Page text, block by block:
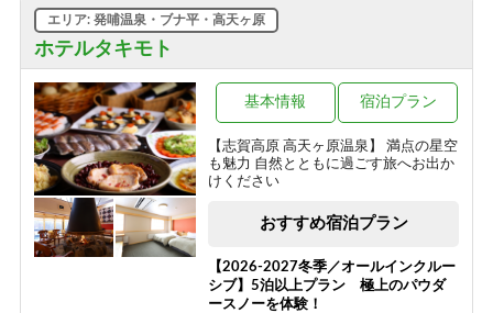
令和 訳ありプラン トイレ洗面所な
12,100円/人/泊 ～
ホテルタキモト
エリア: 発哺温泉・ブナ平・高天ヶ原
【志賀高原 高天ヶ原温泉】 満点の星空
も魅力 自然とともに過ごす旅へお出か
けください
基本情報 宿泊プラン
おすすめ宿泊プラン
【2026-2027冬季／オールインクルー
シブ】5泊以上プラン 極上のパウダ
ースノーを体験！